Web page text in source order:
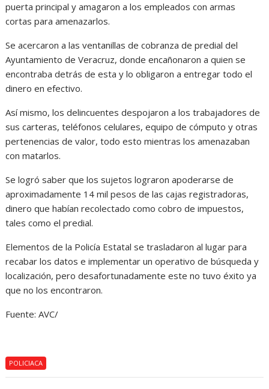
puerta principal y amagaron a los empleados con armas
cortas para amenazarlos.
Se acercaron a las ventanillas de cobranza de predial del
Ayuntamiento de Veracruz, donde encañonaron a quien se
encontraba detrás de esta y lo obligaron a entregar todo el
dinero en efectivo.
Así mismo, los delincuentes despojaron a los trabajadores de
sus carteras, teléfonos celulares, equipo de cómputo y otras
pertenencias de valor, todo esto mientras los amenazaban
con matarlos.
Se logró saber que los sujetos lograron apoderarse de
aproximadamente 14 mil pesos de las cajas registradoras,
dinero que habían recolectado como cobro de impuestos,
tales como el predial.
Elementos de la Policía Estatal se trasladaron al lugar para
recabar los datos e implementar un operativo de búsqueda y
localización, pero desafortunadamente este no tuvo éxito ya
que no los encontraron.
Fuente: AVC/
POLICIACA